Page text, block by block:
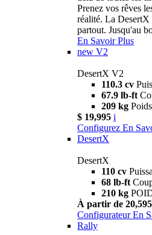
Prenez vos rêves
réalité. La DesertX
partout. Jusqu'au
En Savoir Plus
new V2
DesertX V2
110.3 cv
67.9 lb-ft
209 kg
$ 19,995 i
Configurez En
DesertX
DesertX
110 cv
68 lb-ft
210 kg
À partir de
Configurateur En
Rally